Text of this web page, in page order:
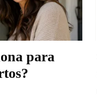
para